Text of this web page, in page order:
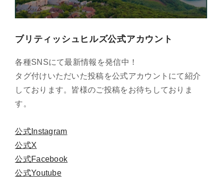
ブリティッシュヒルズ公式アカウント
各種SNSにて最新情報を発信中！
タグ付けいただいた投稿を公式アカウントにて紹介
しております。皆様のご投稿をお待ちしておりま
す。
公式Instagram
公式X
公式Facebook
公式Youtube